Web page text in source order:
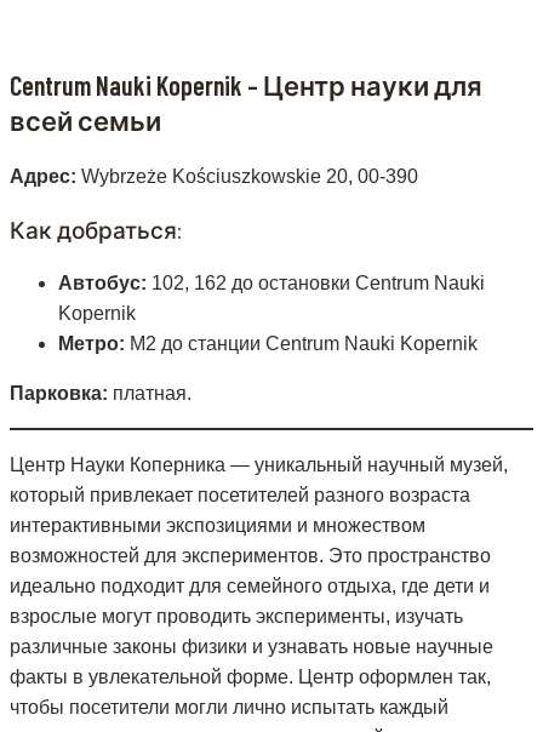
Centrum Nauki Kopernik – Центр науки для
всей семьи
Адрес: Wybrzeże Kościuszkowskie 20, 00-390
Как добраться:
Автобус: 102, 162 до остановки Centrum Nauki
Kopernik
Метро: M2 до станции Centrum Nauki Kopernik
Парковка: платная.
Центр Науки Коперника — уникальный научный музей,
который привлекает посетителей разного возраста
интерактивными экспозициями и множеством
возможностей для экспериментов. Это пространство
идеально подходит для семейного отдыха, где дети и
взрослые могут проводить эксперименты, изучать
различные законы физики и узнавать новые научные
факты в увлекательной форме. Центр оформлен так,
чтобы посетители могли лично испытать каждый